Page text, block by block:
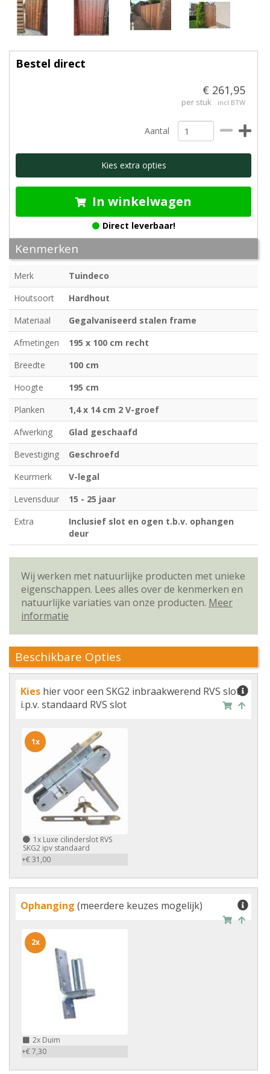
Bestel direct
€ 261,95
per stuk incl BTW
Aantal
Kies extra opties
In winkelwagen
Direct leverbaar!
Kenmerken
Merk
Tuindeco
Houtsoort
Hardhout
Materiaal
Gegalvaniseerd stalen frame
Afmetingen
195 x 100 cm recht
Breedte
100 cm
Hoogte
195 cm
Planken
1,4 x 14 cm 2 V-groef
Afwerking
Glad geschaafd
Bevestiging
Geschroefd
Keurmerk
V-legal
Levensduur
15 - 25 jaar
Extra
Inclusief slot en ogen t.b.v. ophangen
deur
Wij werken met natuurlijke producten met unieke
eigenschappen. Lees alles over de kenmerken en
natuurlijke variaties van onze producten. Meer
informatie
Beschikbare Opties
Kies hier voor een SKG2 inbraakwerend RVS slot
i.p.v. standaard RVS slot
1x Luxe cilinderslot RVS
SKG2 ipv standaard
+€ 31,00
1x
Ophanging (meerdere keuzes mogelijk)
2x Duim
+€ 7,30
2x